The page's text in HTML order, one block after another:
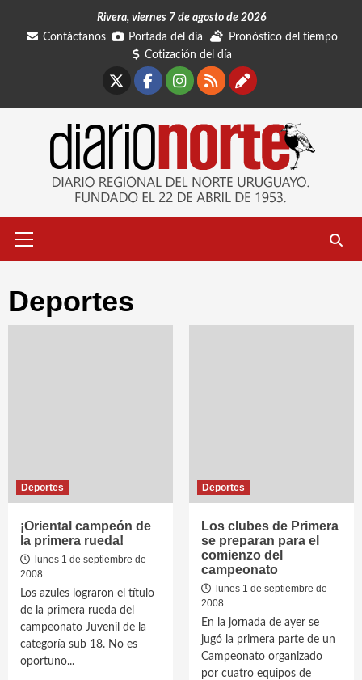
Rivera, viernes 7 de agosto de 2026
Contáctanos
Portada del día
Pronóstico del tiempo
Cotización del día
Facebook
Instagram
RSSContáctanos
primario
Deportes
Deportes
¡Oriental campeón de
la primera rueda!
lunes 1 de septiembre de
2008
Los azules lograron el título
de la primera rueda del
campeonato Juvenil de la
categoría sub 18. No es
oportuno...
Deportes
Los clubes de Primera
se preparan para el
comienzo del
campeonato
lunes 1 de septiembre de
2008
En la jornada de ayer se
jugó la primera parte de un
Campeonato organizado
por cuatro equipos de